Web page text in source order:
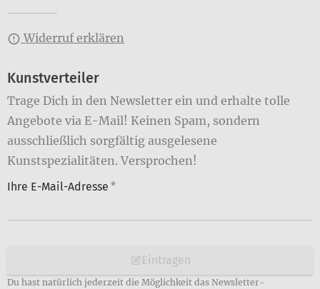
Widerruf erklären
Kunstverteiler
Trage Dich in den Newsletter ein und erhalte tolle
Angebote via E-Mail! Keinen Spam, sondern
ausschließlich sorgfältig ausgelesene
Kunstspezialitäten. Versprochen!
Ihre E-Mail-Adresse *
Eintragen
Du hast natürlich jederzeit die Möglichkeit das Newsletter-